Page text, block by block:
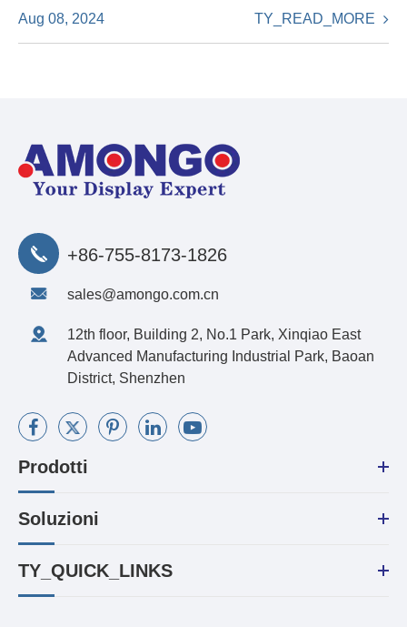
Aug 08, 2024 TY_READ_MORE
+86-755-8173-1826
sales@amongo.com.cn
12th floor, Building 2, No.1 Park, Xinqiao East
Advanced Manufacturing Industrial Park, Baoan
District, Shenzhen
Prodotti
Soluzioni
TY_QUICK_LINKS